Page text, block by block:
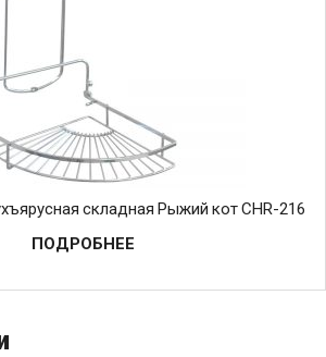
складная Рыжий кот CHR-216
ПОДРОБНЕЕ